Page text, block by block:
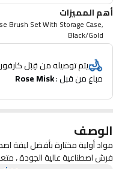
أهم المميزات
Brush Set With Storage Case,
Black/Gold
يتم توصيله من قِبَل كارفور
مباع من قبل : Rose Misk
الوصف
مواد أولية مختارة بأفضل ليفة
فرش اصطناعية عالية الجودة ،